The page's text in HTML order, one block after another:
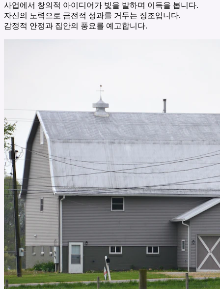
사업에서 창의적 아이디어가 빛을 발하며 이득을 봅니다.
자신의 노력으로 금전적 성과를 거두는 징조입니다.
감정적 안정과 집안의 풍요를 예고합니다.